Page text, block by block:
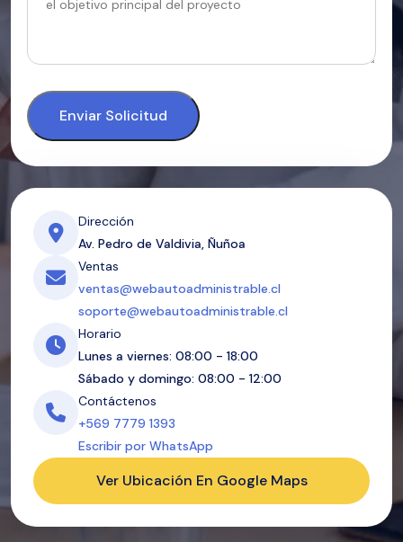
Enviar Solicitud
Dirección
Av. Pedro de Valdivia, Ñuñoa
Ventas
ventas@webautoadministrable.cl
soporte@webautoadministrable.cl
Horario
Lunes a viernes: 08:00 - 18:00
Sábado y domingo: 08:00 - 12:00
Contáctenos
+569 7779 1393
Escribir por WhatsApp
Ver Ubicación En Google Maps